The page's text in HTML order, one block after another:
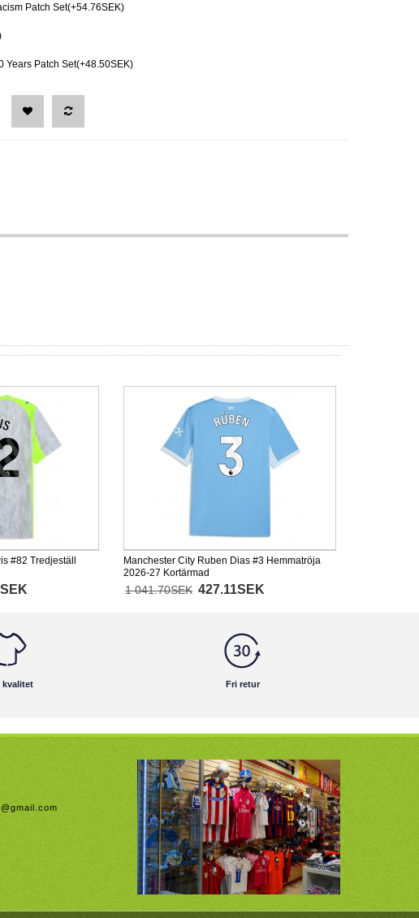
Patch Set(+54.76SEK)
Years Patch Set(+48.50SEK)
#82 Tredjeställ
Manchester City Ruben Dias #3 Hemmatröja
2026-27 Kortärmad
1 041.70SEK 427.11SEK
kvalitet Fri retur